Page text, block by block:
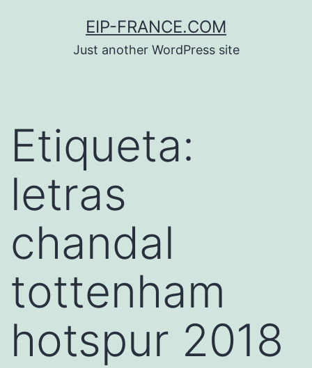
EIP-FRANCE.COM
Just another WordPress site
Etiqueta:
letras
chandal
tottenham
hotspur 2018